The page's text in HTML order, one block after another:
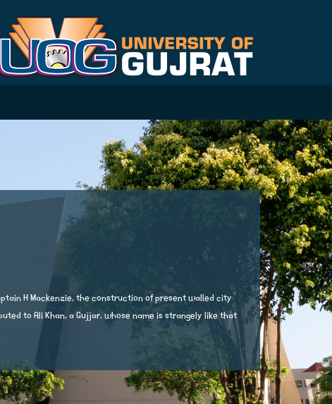
H Mackenzie, the construction of present walled city
to Ali Khan, a Gujjar, whose name is strangely like that